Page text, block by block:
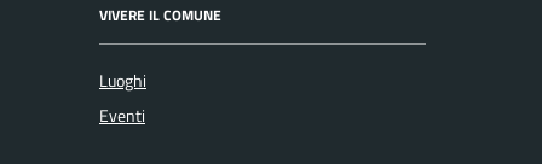
VIVERE IL COMUNE
Luoghi
Eventi